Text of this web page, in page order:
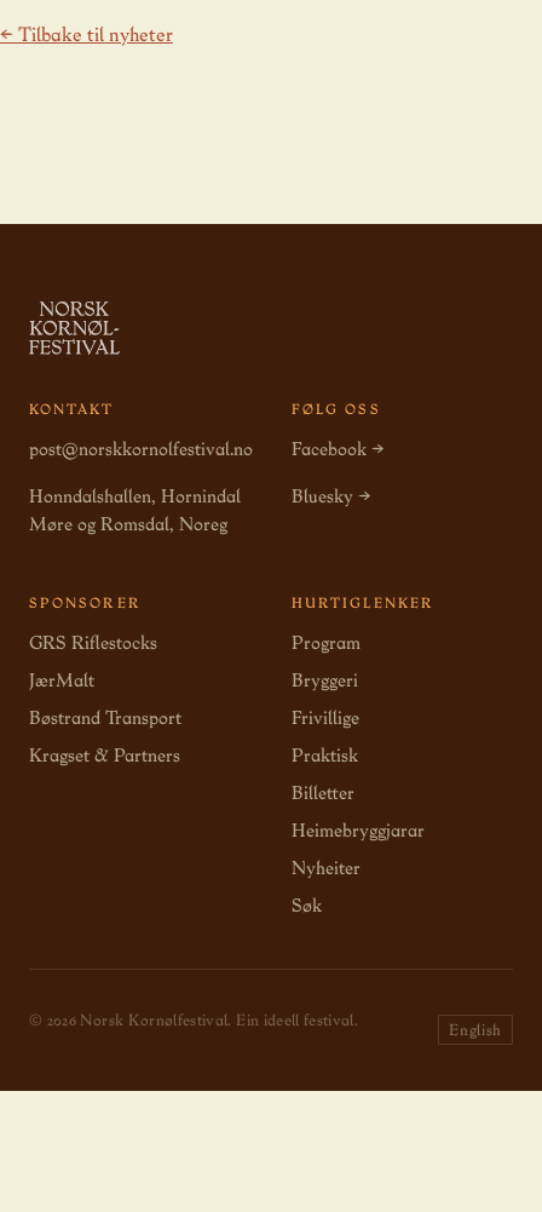
← Tilbake til nyheter
KONTAKT
post@norskkornolfestival.no
Honndalshallen, Hornindal
Møre og Romsdal, Noreg
FØLG OSS
Facebook →
Bluesky →
SPONSORER
GRS Riflestocks
JærMalt
Bøstrand Transport
Kragset & Partners
HURTIGLENKER
Program
Bryggeri
Frivillige
Praktisk
Billetter
Heimebryggjarar
Nyheiter
Søk
© 2026 Norsk Kornølfestival. Ein ideell festival.
English